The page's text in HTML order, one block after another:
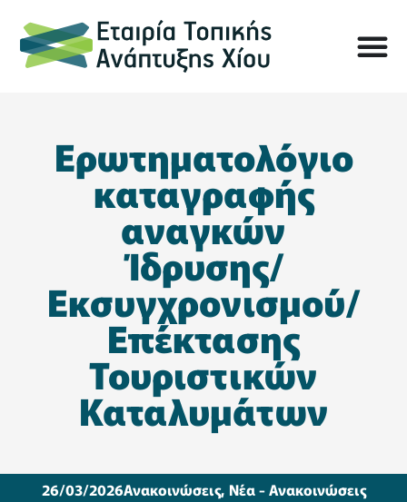
Ερωτηματολόγιο
καταγραφής
αναγκών
Ίδρυσης/
Εκσυγχρονισμού/
Επέκτασης
Τουριστικών
Καταλυμάτων
26/03/2026Ανακοινώσεις, Νέα - Ανακοινώσεις